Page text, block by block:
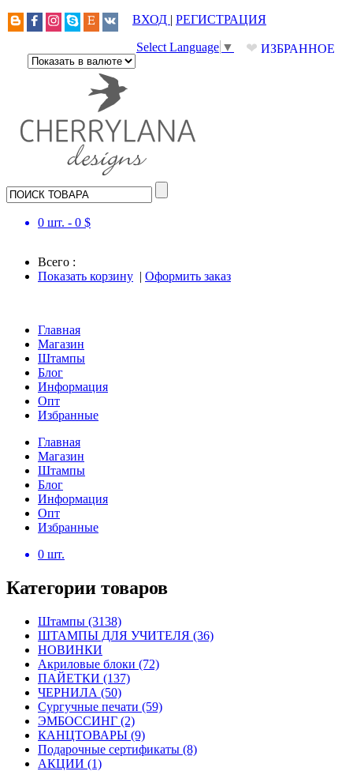
ВХОД | РЕГИСТРАЦИЯ
❤ ИЗБРАННОЕ
Select Language ▼
0 шт. - 0 $
Всего :
Показать корзину | Оформить заказ
Главная
Магазин
Штампы
Блог
Информация
Опт
Избранные
Главная
Магазин
Штампы
Блог
Информация
Опт
Избранные
0 шт.
Категории товаров
Штампы (3138)
ШТАМПЫ ДЛЯ УЧИТЕЛЯ (36)
НОВИНКИ
Акриловые блоки (72)
ПАЙЕТКИ (137)
ЧЕРНИЛА (50)
Сургучные печати (59)
ЭМБОССИНГ (2)
КАНЦТОВАРЫ (9)
Подарочные сертификаты (8)
АКЦИИ (1)